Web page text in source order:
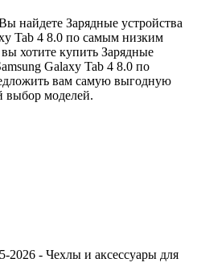
найдете Зарядные устройства
Tab 4 8.0 по самым низким
хотите купить Зарядные
Galaxy Tab 4 8.0 по
вам самую выгодную
выбор моделей.
2026 - Чехлы и аксессуары для